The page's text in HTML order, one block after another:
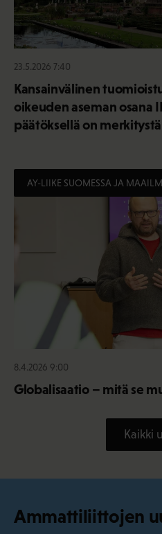
23.5.2026 7:40
Kansainvälinen
oikeuden aseman osana
päätöksellä on
AY-LIIKE SUOMESSA JA
8.4.2026 9:00
Globalisaatio – mitä se
Kaikki
Ammattiliittojen